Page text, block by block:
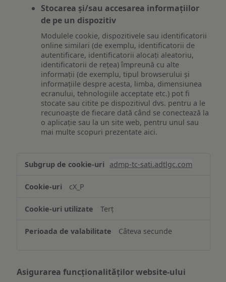
Stocarea și/sau accesarea informațiilor
de pe un dispozitiv
Modulele cookie, dispozitivele sau identificatorii
online similari (de exemplu, identificatorii de
autentificare, identificatorii alocați aleatoriu,
identificatorii de rețea) împreună cu alte
informații (de exemplu, tipul browserului și
informațiile despre acesta, limba, dimensiunea
ecranului, tehnologiile acceptate etc.) pot fi
stocate sau citite pe dispozitivul dvs. pentru a le
recunoaște de fiecare dată când se conectează la
o aplicație sau la un site web, pentru unul sau
mai multe scopuri prezentate aici.
Stocarea
și/sau
accesarea
informațiilor
pe
dispozitiv
admp-tc-sati.adtlgc.com
cX_P
Terț
Câteva secunde
Asigurarea funcționalităților website-ului